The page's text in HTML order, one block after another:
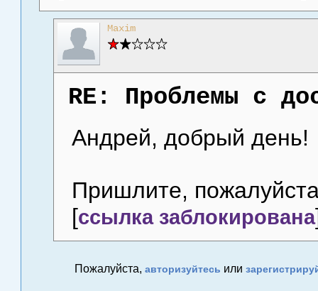
Maxim
RE: Проблемы с
Андрей, добрый день!
Пришлите,
[ссылка заблокирована
Пожалуйста, авторизуйтесь или